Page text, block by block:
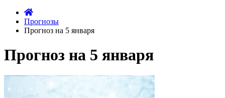
Прогнозы
Прогноз на 5 января
Прогноз на 5 января